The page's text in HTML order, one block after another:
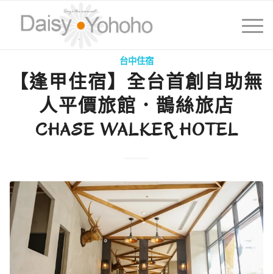
台中住宿
【逢甲住宿】全台首創自助無
人平價旅館．鵲絲旅店
CHASE WALKER HOTEL